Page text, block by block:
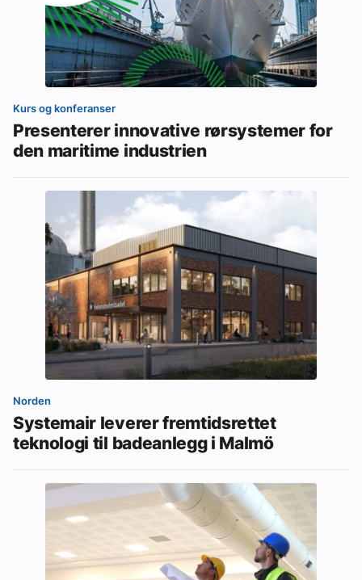
Kurs og konferanser
Presenterer innovative rørsystemer for
den maritime industrien
Norden
Systemair leverer fremtidsrettet
teknologi til badeanlegg i Malmö